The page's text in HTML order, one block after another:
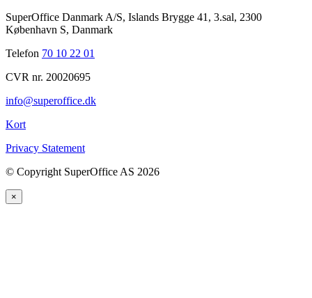
SuperOffice Danmark A/S, Islands Brygge 41, 3.sal, 2300
København S, Danmark
Telefon 70 10 22 01
CVR nr. 20020695
info@superoffice.dk
Kort
Privacy Statement
© Copyright SuperOffice AS 2026
×